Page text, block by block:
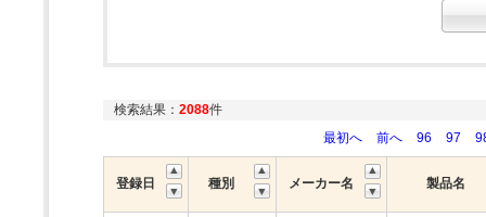
検索結果： 2088件
最初へ
前へ 96 97
登録日 種別 メーカー名 製品名